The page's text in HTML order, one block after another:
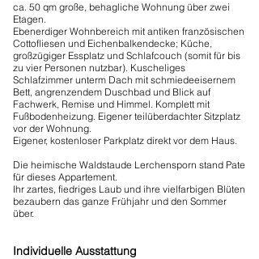
ca. 50 qm große, behagliche Wohnung über zwei
Etagen.
Ebenerdiger Wohnbereich mit antiken französischen
Cottofliesen und Eichenbalkendecke; Küche,
großzügiger Essplatz und Schlafcouch (somit für bis
zu vier Personen nutzbar). Kuscheliges
Schlafzimmer unterm Dach mit schmiede­eisernem
Bett, angrenzendem Duschbad und Blick auf
Fachwerk, Remise und Himmel. Komplett mit
Fußbodenheizung. Eigener teilüberdachter Sitzplatz
vor der Wohnung.
Eigener, kostenloser Parkplatz direkt vor dem Haus.
Die heimische Waldstaude Lerchensporn stand Pate
für dieses Appartement.
Ihr zartes, fiedriges Laub und ihre vielfarbigen Blüten
bezaubern das ganze Frühjahr und den Sommer
über.
Individuelle Ausstattung